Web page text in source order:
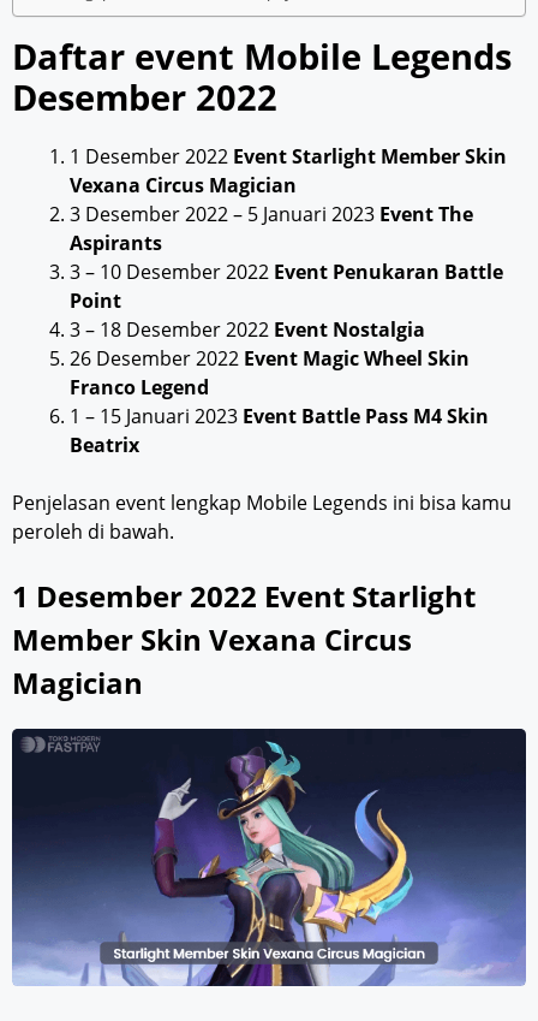
Daftar event Mobile Legends
Desember 2022
1 Desember 2022 Event Starlight Member Skin
Vexana Circus Magician
3 Desember 2022 – 5 Januari 2023 Event The
Aspirants
3 – 10 Desember 2022 Event Penukaran Battle
Point
3 – 18 Desember 2022 Event Nostalgia
26 Desember 2022 Event Magic Wheel Skin
Franco Legend
1 – 15 Januari 2023 Event Battle Pass M4 Skin
Beatrix
Penjelasan event lengkap Mobile Legends ini bisa kamu
peroleh di bawah.
1 Desember 2022 Event Starlight
Member Skin Vexana Circus
Magician